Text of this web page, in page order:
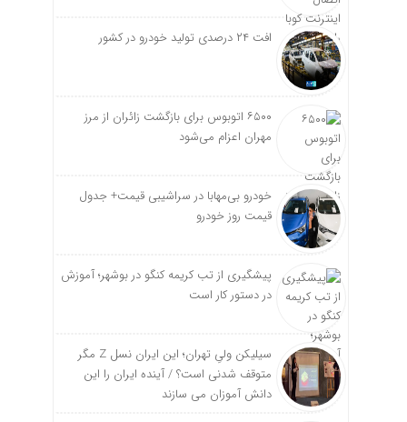
افت ۲۴ درصدی تولید خودرو در کشور
۶۵۰۰ اتوبوس برای بازگشت زائران از مرز
مهران اعزام می‌شود
خودرو بی‌مهابا در سراشیبی قیمت+ جدول
قیمت روز خودرو
پیشگیری از تب کریمه کنگو در بوشهر؛ آموزش
در دستور کار است
سیلیکن ولیِ تهران؛ این ایران نسل Z مگر
متوقف شدنی است؟ / آینده ایران را این
دانش آموزان می سازند